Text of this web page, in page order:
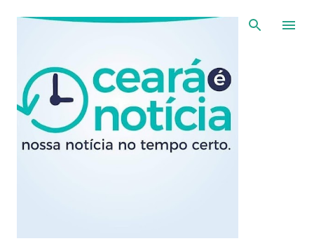
Pular para o conteúdo principal